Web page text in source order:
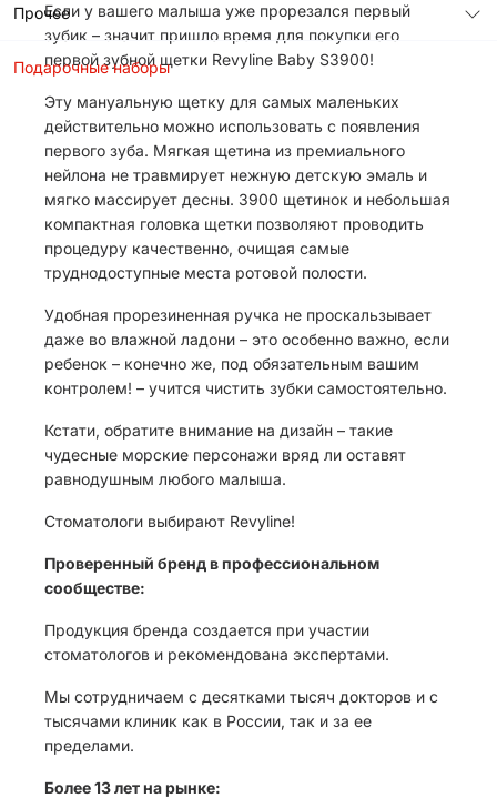
Прочее
Подарочные наборы
Если у вашего малыша уже прорезался первый
зубик – значит пришло время для покупки его
первой зубной щетки Revyline Baby S3900!
Эту мануальную щетку для самых маленьких
действительно можно использовать с появления
первого зуба. Мягкая щетина из премиального
нейлона не травмирует нежную детскую эмаль и
мягко массирует десны. 3900 щетинок и небольшая
компактная головка щетки позволяют проводить
процедуру качественно, очищая самые
труднодоступные места ротовой полости.
Удобная прорезиненная ручка не проскальзывает
даже во влажной ладони – это особенно важно, если
ребенок – конечно же, под обязательным вашим
контролем! – учится чистить зубки самостоятельно.
Кстати, обратите внимание на дизайн – такие
чудесные морские персонажи вряд ли оставят
равнодушным любого малыша.
Стоматологи выбирают Revyline!
Проверенный бренд в профессиональном
сообществе:
Продукция бренда создается при участии
стоматологов и рекомендована экспертами.
Мы сотрудничаем с десятками тысяч докторов и с
тысячами клиник как в России, так и за ее
пределами.
Более 13 лет на рынке: